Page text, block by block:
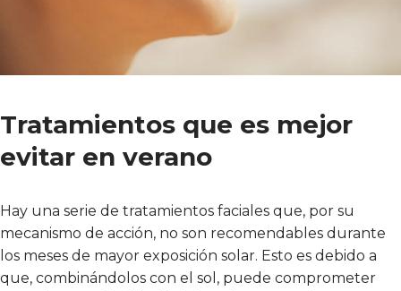
Tratamientos que es mejor
evitar en verano
Hay una serie de tratamientos faciales que, por su
mecanismo de acción, no son recomendables durante
los meses de mayor exposición solar. Esto es debido a
que, combinándolos con el sol, puede comprometer